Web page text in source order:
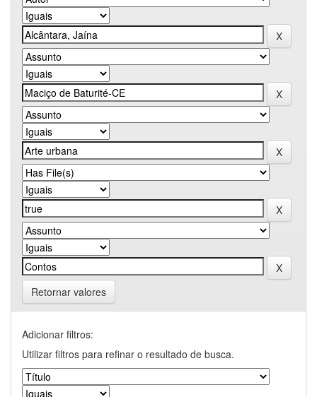
Retornar valores
Adicionar filtros:
Utilizar filtros para refinar o resultado de busca.